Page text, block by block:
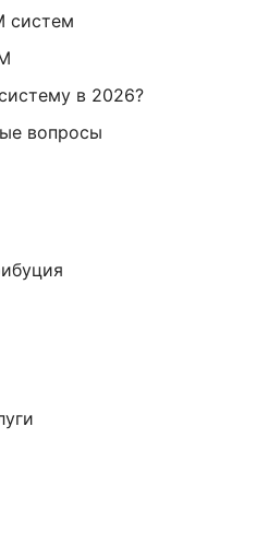
систем
в 2026?
вопросы